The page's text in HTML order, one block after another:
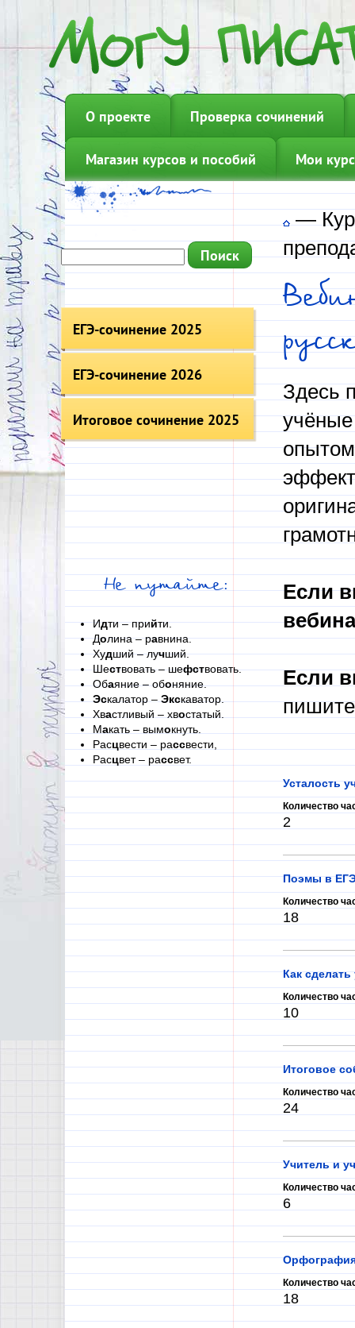
О проекте Проверка сочинений
Магазин курсов и пособий Мои
ЕГЭ-сочинение 2025
ЕГЭ-сочинение 2026
Итоговое сочинение 2025
Не путайте:
Идти – прийти.
Долина – равнина.
Худший – лучший.
Шествовать – шефствовать.
Обаяние – обоняние.
Эскалатор –Экскаватор.
Хвастливый – хвостатый.
Макать – вымокнуть.
Расцвести – рассвести,
Расцвет – рассвет.
—
Здесь
учёные
Если
Если
Усталость
Количество
2
Поэмы в ЕГЭ
Количество
18
Как
Количество
10
Итоговое
Количество
24
Учитель и
Количество
6
Количество
18